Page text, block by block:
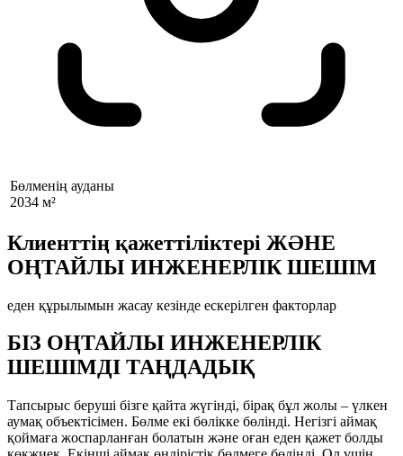
Бөлменің ауданы
2034 м²
Клиенттің қажеттіліктері ЖӘНЕ
ОҢТАЙЛЫ ИНЖЕНЕРЛІК ШЕШІМ
еден құрылымын жасау кезінде ескерілген факторлар
БІЗ ОҢТАЙЛЫ ИНЖЕНЕРЛІК
ШЕШІМДІ ТАҢДАДЫҚ
Тапсырыс беруші бізге қайта жүгінді, бірақ бұл жолы – үлкен
аумақ объектісімен. Бөлме екі бөлікке бөлінді. Негізгі аймақ
қоймаға жоспарланған болатын және оған еден қажет болды